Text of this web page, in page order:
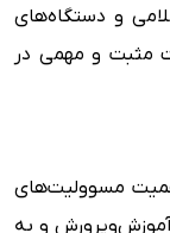
و دستگاه‌های
مثبت و مهمی در
مسوولیت‌های
و به